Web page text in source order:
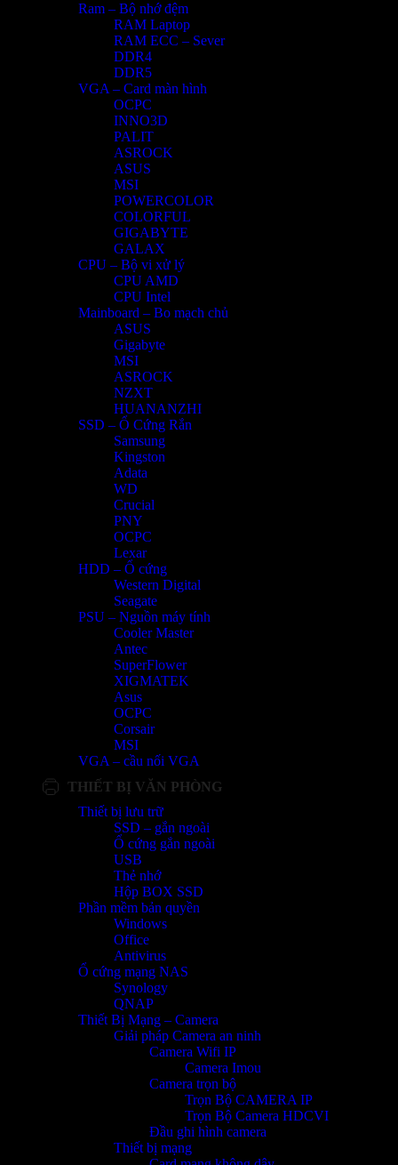
Ram – Bộ nhớ đệm
RAM Laptop
RAM ECC – Sever
DDR4
DDR5
VGA – Card màn hình
OCPC
INNO3D
PALIT
ASROCK
ASUS
MSI
POWERCOLOR
COLORFUL
GIGABYTE
GALAX
CPU – Bộ vi xử lý
CPU AMD
CPU Intel
Mainboard – Bo mạch chủ
ASUS
Gigabyte
MSI
ASROCK
NZXT
HUANANZHI
SSD – Ổ Cứng Rắn
Samsung
Kingston
Adata
WD
Crucial
PNY
OCPC
Lexar
HDD – Ổ cứng
Western Digital
Seagate
PSU – Nguồn máy tính
Cooler Master
Antec
SuperFlower
XIGMATEK
Asus
OCPC
Corsair
MSI
VGA – cầu nối VGA
THIẾT BỊ VĂN PHÒNG
Thiết bị lưu trữ
SSD – gắn ngoài
Ổ cứng gắn ngoài
USB
Thẻ nhớ
Hộp BOX SSD
Phần mềm bản quyền
Windows
Office
Antivirus
Ổ cứng mạng NAS
Synology
QNAP
Thiết Bị Mạng – Camera
Giải pháp Camera an ninh
Camera Wifi IP
Camera Imou
Camera trọn bộ
Trọn Bộ CAMERA IP
Trọn Bộ Camera HDCVI
Đầu ghi hình camera
Thiết bị mạng